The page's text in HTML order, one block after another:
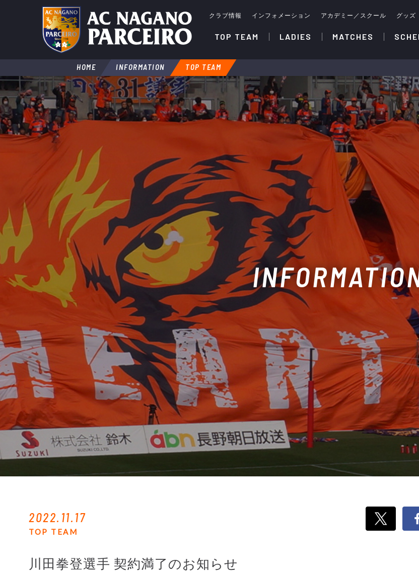
クラブ情報 インフォメーション アカデミー／スクール グッズ
TOP TEAM LADIES MATCHES
HOME INFORMATION TOP TEAM
2022.11.17
TOP TEAM
川田拳登選手 契約満了のお知らせ